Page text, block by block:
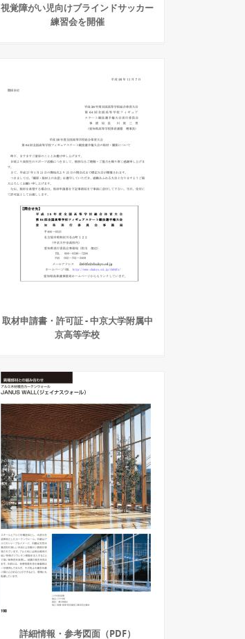
視覚障がい児向けブラインドサッカー
練習会を開催
取材申請書・許可証 - 中京大学附属中
京高等学校
詳細情報・参考図面（PDF）